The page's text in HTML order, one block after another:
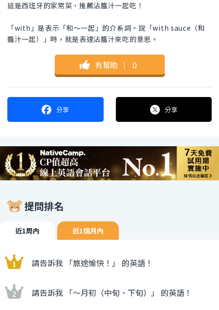
這是西班牙的家常菜，推薦沾醬汁一起吃！
「with」是表示「和～一起」的介系詞。說「with sauce（和
醬汁一起）」時，就是表達沾醬汁來吃的意思。
有幫助 ｜ 0
分享 分享
提問排名
近1周內 近1個月內
請告訴我 「旅途愉快！」 的英語！
請告訴我 「〜月初（中旬、下旬）」 的英語！